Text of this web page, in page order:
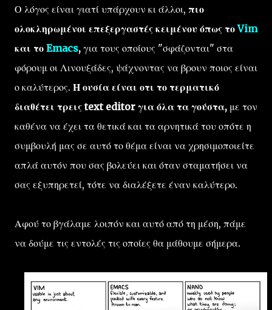
Ο λόγος είναι γιατί υπάρχουν κι άλλοι, πιο
ολοκληρωμένοι επεξεργαστές κειμένου όπως τοVim
και το Emacs, για τους οποίους "σφάζονται" στα
φόρουμ οι Λινουξάδες, ψάχνοντας να βρουν ποιος είναι
ο καλύτερος. Η ουσία είναι οτι το τερματικό
διαθέτει τρεις text editor για όλα τα γούστα, με τον
καθένα να έχει τα θετικά και τα αρνητικά του οπότε η
συμβουλή μας σε αυτό το θέμα είναι να χρησιμοποιείτε
απλά αυτόν που σας βολεύει και όταν σταματήσει να
σας εξυπηρετεί, τότε να διαλέξετε έναν καλύτερο.
Αφού το βγάλαμε λοιπόν και αυτό από τη μέση, πάμε
να δούμε τις εντολές τις οποίες θα μάθουμε σήμερα.